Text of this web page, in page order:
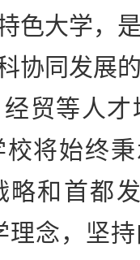
色大学，
协同发展
贸等人
将始终
和首都
理念，坚